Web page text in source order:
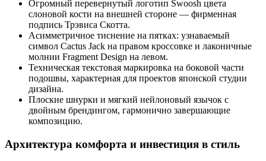
Огромный перевернутый логотип Swoosh цвета
слоновой кости на внешней стороне — фирменная
подпись Трэвиса Скотта.
Асимметричное тиснение на пятках: узнаваемый
символ Cactus Jack на правом кроссовке и лаконичные
молнии Fragment Design на левом.
Техническая текстовая маркировка на боковой части
подошвы, характерная для проектов японской студии
дизайна.
Плоские шнурки и мягкий нейлоновый язычок с
двойным брендингом, гармонично завершающие
композицию.
Архитектура комфорта и инвестиция в стиль